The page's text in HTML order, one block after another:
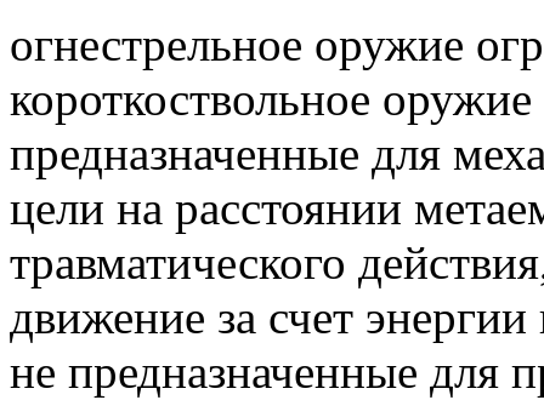
огнестрельное оружие
короткоствольное
предназначенные для
цели на расстоянии
травматического
движение за счет
не предназначенные для